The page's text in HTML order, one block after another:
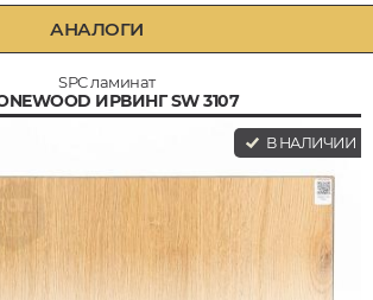
АНАЛОГИ
SPC ламинат
ИРВИНГ SW 3107
В НАЛИЧИИ